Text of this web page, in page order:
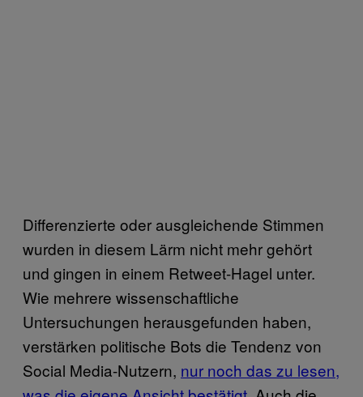
Differenzierte oder ausgleichende Stimmen
wurden in diesem Lärm nicht mehr gehört
und gingen in einem Retweet-Hagel unter.
Wie mehrere wissenschaftliche
Untersuchungen herausgefunden haben,
verstärken politische Bots die Tendenz von
Social Media-Nutzern, nur noch das zu lesen,